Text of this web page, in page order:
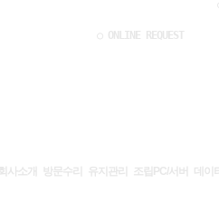
○ ONLINE REQUEST
회사소개 방문수리 유지관리 조립PC/서버 데이